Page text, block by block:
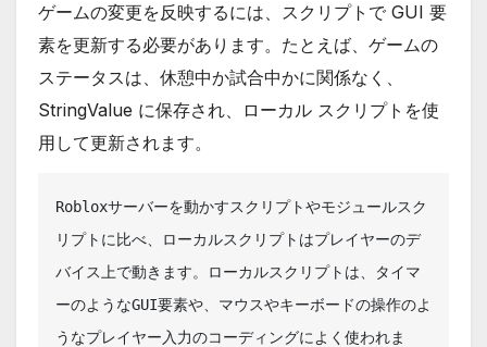
ゲームの変更を反映するには、スクリプトで GUI 要
素を更新する必要があります。たとえば、ゲームの
ステータスは、休憩中か試合中かに関係なく、
StringValue に保存され、ローカル スクリプトを使
用して更新されます。
Robloxサーバーを動かすスクリプトやモジュールスク
リプトに比べ、ローカルスクリプトはプレイヤーのデ
バイス上で動きます。ローカルスクリプトは、タイマ
ーのようなGUI要素や、マウスやキーボードの操作のよ
うなプレイヤー入力のコーディングによく使われま